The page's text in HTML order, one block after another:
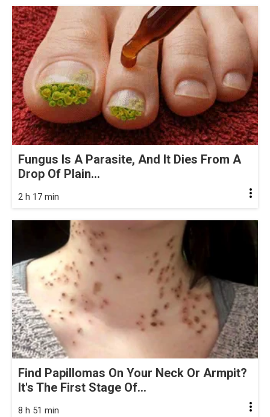
Fungus Is A Parasite, And It Dies From A
Drop Of Plain...
2 h 17 min
Find Papillomas On Your Neck Or Armpit?
It's The First Stage Of...
8 h 51 min